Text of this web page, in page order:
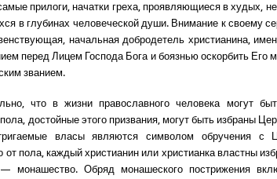
прилоги, начатки греха, проявляющиеся в худых,
в глубинах человеческой души. Внимание к своему
начальная добродетель христианина,
перед Лицем Господа Бога и боязнью оскорбить
званием.
что в жизни православного человека могут
достойные этого призвания, могут быть избраны
власы являются символом обручения с
от пола, каждый христианин или христианка властны
монашество. Обряд монашеского пострижения